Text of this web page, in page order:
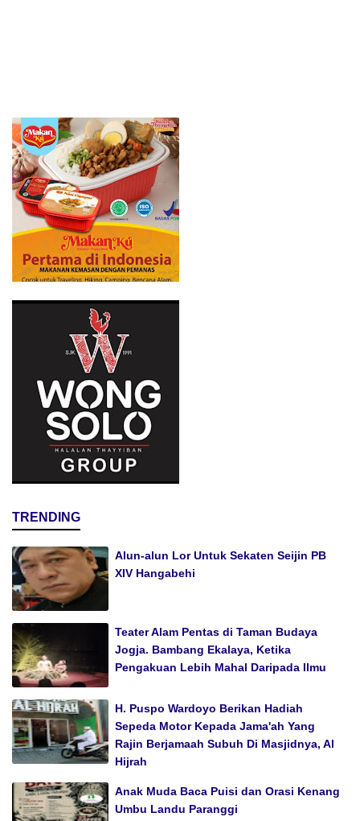
TRENDING
Alun-alun Lor Untuk Sekaten Seijin PB
XIV Hangabehi
Teater Alam Pentas di Taman Budaya
Jogja. Bambang Ekalaya, Ketika
Pengakuan Lebih Mahal Daripada Ilmu
H. Puspo Wardoyo Berikan Hadiah
Sepeda Motor Kepada Jama'ah Yang
Rajin Berjamaah Subuh Di Masjidnya, Al
Hijrah
Anak Muda Baca Puisi dan Orasi Kenang
Umbu Landu Paranggi